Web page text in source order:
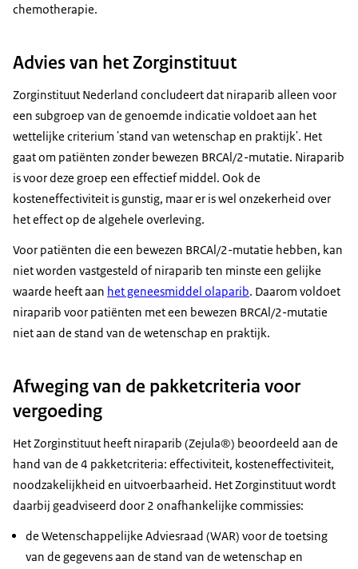
chemotherapie.
Advies van het Zorginstituut
Zorginstituut Nederland concludeert dat niraparib alleen voor
een subgroep van de genoemde indicatie voldoet aan het
wettelijke criterium 'stand van wetenschap en praktijk'. Het
gaat om patiënten zonder bewezen BRCAl/2-mutatie. Niraparib
is voor deze groep een effectief middel. Ook de
kosteneffectiviteit is gunstig, maar er is wel onzekerheid over
het effect op de algehele overleving.
Voor patiënten die een bewezen BRCAl/2-mutatie hebben, kan
niet worden vastgesteld of niraparib ten minste een gelijke
waarde heeft aan het geneesmiddel olaparib. Daarom voldoet
niraparib voor patiënten met een bewezen BRCAl/2-mutatie
niet aan de stand van de wetenschap en praktijk.
Afweging van de pakketcriteria voor
vergoeding
Het Zorginstituut heeft niraparib (Zejula®) beoordeeld aan de
hand van de 4 pakketcriteria: effectiviteit, kosteneffectiviteit,
noodzakelijkheid en uitvoerbaarheid. Het Zorginstituut wordt
daarbij geadviseerd door 2 onafhankelijke commissies:
de Wetenschappelijke Adviesraad (WAR) voor de toetsing
van de gegevens aan de stand van de wetenschap en